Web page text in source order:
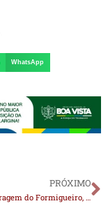
WhatsApp
PRÓXIMO
Obras da barragem do Formigueiro, em Sumé, e de outros reservatórios na Paraíba serão iniciadas até dezembro, diz secretário